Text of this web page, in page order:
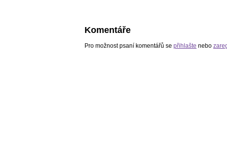
Komentáře
Pro možnost psaní komentářů se přihlašte nebo